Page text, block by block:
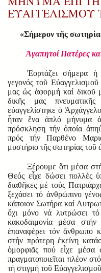
«Σήμερον τῆς
Ἀγαπητοί Πατέρες
Ἑορτάζει σήμερα
γεγονός τοῦ
μας ὡς ἀφορμή καί δικοῦ
δικῆς μας
εὐαγγελίστηκε ὁ
ἦταν ἕνα ἁπλό μήνυμα
πρόσκληση τήν ὁποία
πρός τήν Παρθένο
μυστήριο τῆς σωτηρίας τοῦ
Ξέρουμε ὅτι μέσα
Θεός εἶχε δώσει πολλές
διαθῆκες μέ τούς
ξεχάσει τό ἀνθρώπινο
κάποιον Σωτήρα καί
ὄχι μόνο νά λυτρώσει
κακοδαιμονία μέσα
ἐπαναφέρει τόν ἄνθρωπο
στήν πρότερη ἐκείνη
ὀμορφιᾶς πού εἶχε μέσα
πραγματοποιεῖται πλέον
τή στιγμή τοῦ